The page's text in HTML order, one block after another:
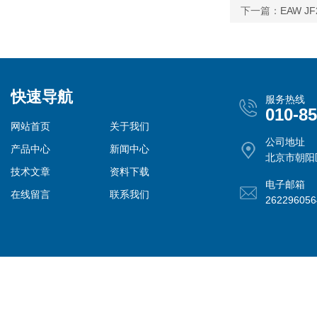
下一篇： EAW
快速导航
网站首页
关于我们
产品中心
新闻中心
技术文章
资料下载
在线留言
联系我们
服务热线
010-
公司地址
北京市朝
电子邮箱